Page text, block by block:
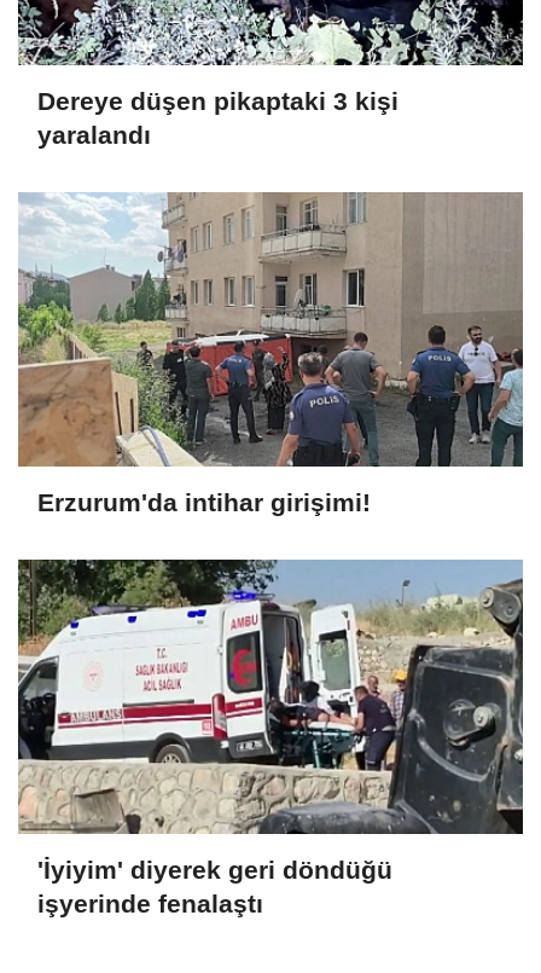
Dereye düşen pikaptaki 3 kişi
yaralandı
Erzurum'da intihar girişimi!
'İyiyim' diyerek geri döndüğü
işyerinde fenalaştı